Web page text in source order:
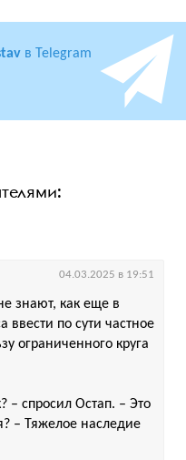
в Telegram
знают, как еще в
ввести по сути частное
ограниченного круга
– спросил Остап. – Это
– Тяжелое наследие
04.03.2025 в 19:51